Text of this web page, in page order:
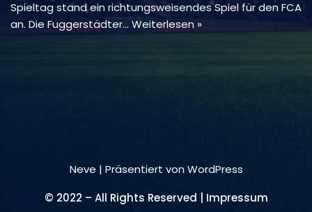
Spieltag stand ein richtungsweisendes Spiel für den FCA
an. Die Fuggerstädter… Weiterlesen »
Neve | Präsentiert vonWordPress
© 2022 – All Rights Reserved | Impressum